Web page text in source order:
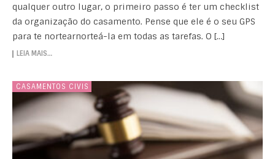
qualquer outro lugar, o primeiro passo é ter um checklist
da organização do casamento. Pense que ele é o seu GPS
para te nortearnorteá-la em todas as tarefas. O […]
LEIA MAIS…
CASAMENTOS CIVIS